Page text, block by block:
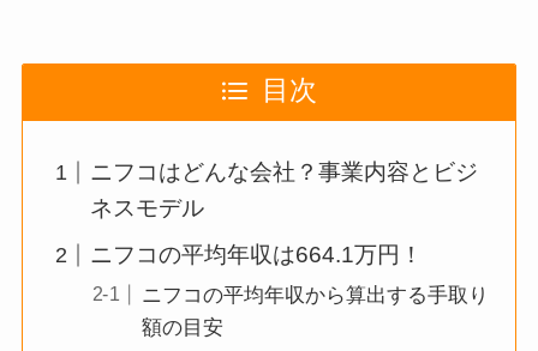
目次
ニフコはどんな会社？事業内容とビジ
ネスモデル
ニフコの平均年収は664.1万円！
ニフコの平均年収から算出する手取り
額の目安